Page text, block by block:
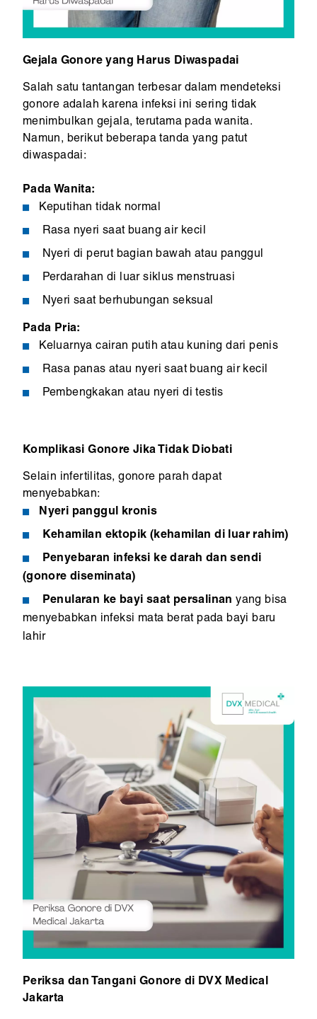
Gejala Gonore yang Harus Diwaspadai
Salah satu tantangan terbesar dalam mendeteksi
gonore adalah karena infeksi ini sering tidak
menimbulkan gejala, terutama pada wanita.
Namun, berikut beberapa tanda yang patut
diwaspadai:
Pada Wanita:
Keputihan tidak normal
Rasa nyeri saat buang air kecil
Nyeri di perut bagian bawah atau panggul
Perdarahan di luar siklus menstruasi
Nyeri saat berhubungan seksual
Pada Pria:
Keluarnya cairan putih atau kuning dari penis
Rasa panas atau nyeri saat buang air kecil
Pembengkakan atau nyeri di testis
Komplikasi Gonore Jika Tidak Diobati
Selain infertilitas, gonore parah dapat
menyebabkan:
Nyeri panggul kronis
Kehamilan ektopik (kehamilan di luar rahim)
Penyebaran infeksi ke darah dan sendi
(gonore diseminata)
Penularan ke bayi saat persalinan yang bisa
menyebabkan infeksi mata berat pada bayi baru
lahir
Periksa dan Tangani Gonore di DVX Medical
Jakarta